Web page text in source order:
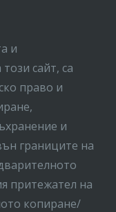
и
сайт, са
право и
и
границите на
притежател на
копиране/